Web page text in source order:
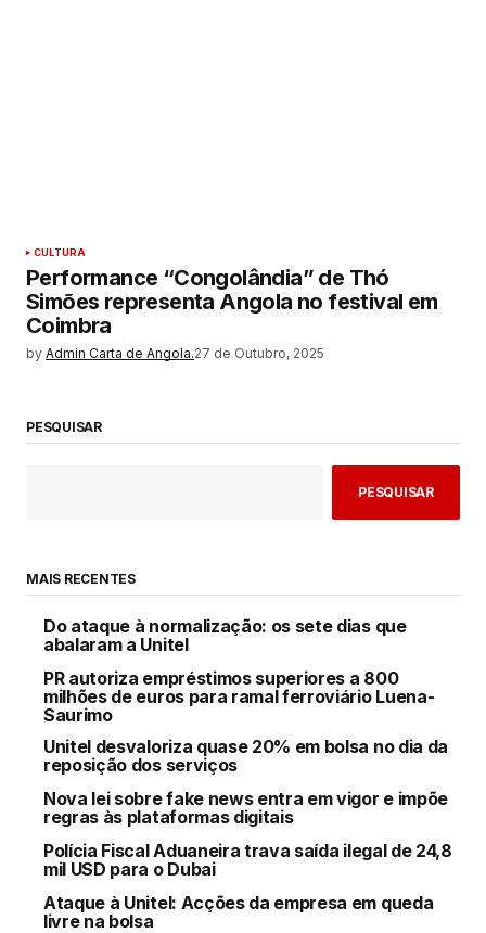
CULTURA
Performance “Congolândia” de Thó
Simões representa Angola no festival em
Coimbra
by Admin Carta de Angola.27 de Outubro, 2025
PESQUISAR
PESQUISAR
MAIS RECENTES
Do ataque à normalização: os sete dias que
abalaram a Unitel
PR autoriza empréstimos superiores a 800
milhões de euros para ramal ferroviário Luena-
Saurimo
Unitel desvaloriza quase 20% em bolsa no dia da
reposição dos serviços
Nova lei sobre fake news entra em vigor e impõe
regras às plataformas digitais
Polícia Fiscal Aduaneira trava saída ilegal de 24,8
mil USD para o Dubai
Ataque à Unitel: Acções da empresa em queda
livre na bolsa